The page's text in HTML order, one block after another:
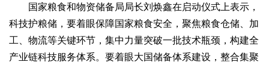
国家粮食和物资储备局局长刘焕鑫在启动仪式上表示，
科技护粮储，要着眼保障国家粮食安全，聚焦粮食仓储、加
工、物流等关键环节，集中力量突破一批技术瓶颈，构建全
产业链科技服务体系。要着眼大国储备体系建设，整合集聚